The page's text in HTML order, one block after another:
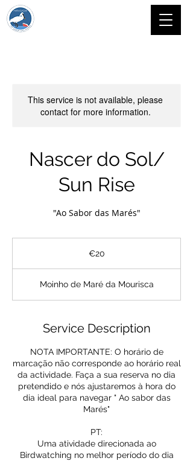
This service is not available, please
contact for more information.
Nascer do Sol/
Sun Rise
"Ao Sabor das Marés"
€20
Moinho de Maré da Mourisca
Service Description
NOTA IMPORTANTE: O horário de
marcação não corresponde ao horário real
da actividade. Faça a sua reserva no dia
pretendido e nós ajustaremos à hora do
dia ideal para navegar " Ao sabor das
Marés"
PT:
Uma atividade direcionada ao
Birdwatching no melhor período do dia